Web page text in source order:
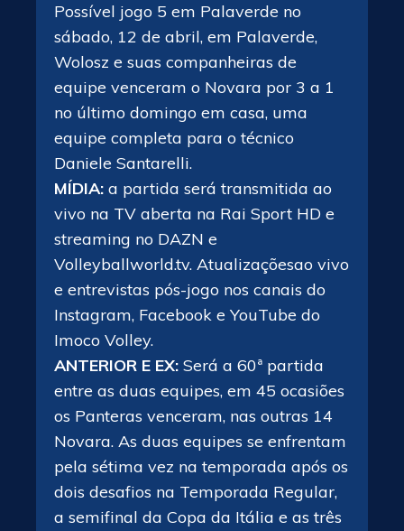
Possível jogo 5 em Palaverde no
sábado, 12 de abril, em Palaverde,
Wolosz e suas companheiras de
equipe venceram o Novara por 3 a 1
no último domingo em casa, uma
equipe completa para o técnico
Daniele Santarelli.
MÍDIA: a partida será transmitida ao
vivo na TV aberta na Rai Sport HD e
streaming no DAZN e
Volleyballworld.tv. Atualizaçõesao vivo
e entrevistas pós-jogo nos canais do
Instagram, Facebook e YouTube do
Imoco Volley.
ANTERIOR E EX: Será a 60ª partida
entre as duas equipes, em 45 ocasiões
os Panteras venceram, nas outras 14
Novara. As duas equipes se enfrentam
pela sétima vez na temporada após os
dois desafios na Temporada Regular,
a semifinal da Copa da Itália e as três